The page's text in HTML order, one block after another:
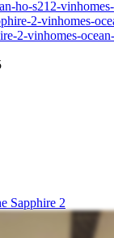
Sapphire 2